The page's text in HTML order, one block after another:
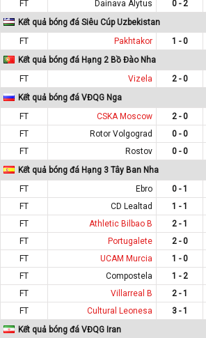
FT
Dainava Alytus 0 - 2
Kết quả bóng đá Siêu Cúp Uzbekistan
FT
Pakhtakor 1 - 0
Kết quả bóng đá Hạng 2 Bồ Đào Nha
FT
Vizela 2 - 0
Kết quả bóng đá VĐQG Nga
FT
CSKA Moscow 2 - 0
FT
Rotor Volgograd 0 - 0
FT
Rostov 0 - 0
Kết quả bóng đá Hạng 3 Tây Ban Nha
FT
Ebro 0 - 1
FT
CD Lealtad 1 - 1
FT
Athletic Bilbao B 2 - 1
FT
Portugalete 2 - 0
FT
UCAM Murcia 1 - 0
FT
Compostela 1 - 2
FT
Villarreal B 2 - 1
FT
Cultural Leonesa 3 - 1
Kết quả bóng đá VĐQG Iran